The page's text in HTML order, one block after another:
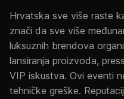
Hrvatska sve više raste
znači da sve više
luksuznih brendova
lansiranja proizvoda,
VIP iskustva. Ovi eventi
tehničke greške.